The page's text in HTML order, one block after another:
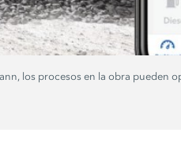
los procesos en la obra pueden